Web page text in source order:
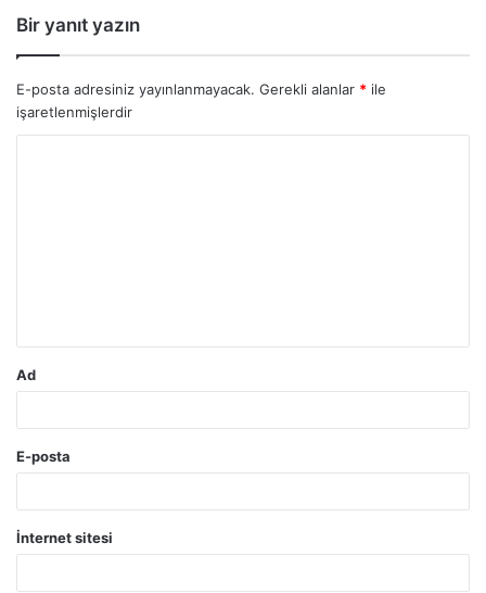
Bir yanıt yazın
E-posta adresiniz yayınlanmayacak. Gerekli alanlar * ile
işaretlenmişlerdir
Ad
E-posta
İnternet sitesi